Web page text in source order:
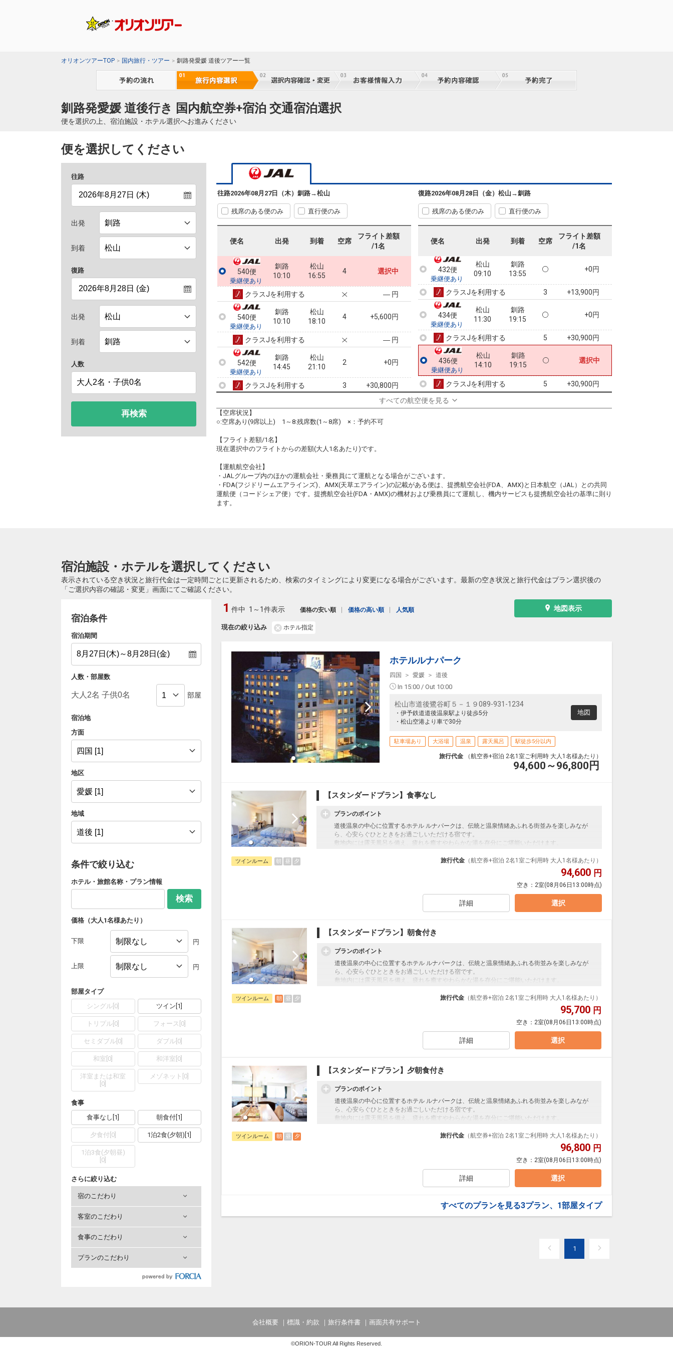
オリオンツアーTOP 国内旅行・ツアー 釧路発愛媛 道後ツアー一覧
釧路発愛媛 道後行き 国内航空券+宿泊 交通宿泊選択
便を選択の上、宿泊施設・ホテル選択へお進みください
便を選択してください
往路
出発
到着
復路
出発
到着
人数
再検索
往路2026年08月27日（木） 釧路→松山
残席のある便のみ 直行便のみ
便名 出発 到着 空席
フライト差額
/1名
540便
乗継便あり
釧路
10:10
松山
16:55
4 選択中
クラスJを利用する ― 円
540便
乗継便あり
釧路
10:10
松山
18:10
4 +5,600円
クラスJを利用する ― 円
542便
乗継便あり
釧路
14:45
松山
21:10
2 +0円
クラスJを利用する 3 +30,800円
復路2026年08月28日（金） 松山 →釧路
残席のある便のみ 直行便のみ
便名 出発 到着 空席
フライト差額
/1名
430便
松山
07:10
釧路
13:55
+0円
クラスJを利用する 4 +30,900円
432便
乗継便あり
松山
09:10
釧路
13:55
+0円
クラスJを利用する 3 +13,900円
434便
乗継便あり
松山
11:30
釧路
19:15
+0円
クラスJを利用する 5 +30,900円
436便
乗継便あり
松山
14:10
釧路
19:15
選択中
クラスJを利用する 5 +30,900円
すべての航空便を見る
【空席状況】
○:空席あり(9席以上) 1～8:残席数(1～8席) ×：予約不可
【フライト差額/1名】
現在選択中のフライトからの差額(大人1名あたり)です。
【運航航空会社】
・JALグループ内のほかの運航会社・乗務員にて運航となる場合がございます。
・FDA(フジドリームエアラインズ)、AMX(天草エアライン)の記載がある便は、提携航空会社(FDA、AMX)と日本航空（JAL）との共同
運航便（コードシェア便）です。提携航空会社(FDA・AMX)の機材および乗務員にて運航し、機内サービスも提携航空会社の基準に則り
ます。
宿泊施設・ホテルを選択してください
表示されている空き状況と旅行代金は一定時間ごとに更新されるため、検索のタイミングにより変更になる場合がございます。最新の空き状況と旅行代金はプラン選択後の
「ご選択内容の確認・変更」画面にてご確認ください。
宿泊条件
宿泊期間
人数・部屋数
部屋
宿泊地
方面
地区
地域
条件で絞り込む
ホテル・旅館名称・プラン情報
検索
価格（大人1名様あたり）
下限 円
上限 円
部屋タイプ
シングル 0 ツイン 1
トリプル 0 フォース 0]
セミダブル[ 0] ダブル 0
和室 0 和洋室 0
洋室または和室
0
メゾネット 0
食事
食事なし 1 朝食付 1
夕食付 0] 1泊2食(夕朝) 1
1泊3食(夕朝昼)
0
さらに絞り込む
宿のこだわり
客室のこだわり
食事のこだわり
プランのこだわり
地図表示
現在の絞り込み ホテル指定
1 件中 1～1件表示 価格の安い順 価格の高い順 人気順
ホテルルナパーク
四国 愛媛 道後
In 15:00 / Out 10:00
松山市道後鷺谷町５－１９089-931-1234
・伊予鉄道道後温泉駅より徒歩5分
・松山空港より車で30分
地図
駐車場あり 大浴場 温泉 露天風呂 駅徒歩5分以内
旅行代金 （航空券+宿泊 2名1室ご利用時 大人1名様あたり）
94,600～96,800 円
【スタンダードプラン】食事なし
プランのポイント
道後温泉の中心に位置するホテル ルナパークは、伝統と温泉情緒あふれる街並みを楽しみなが
ら、心安らぐひとときをお過ごしいただける宿です。
敷地内には露天風呂を備え、疲れを癒すやわらかな湯を存分にご堪能いただけます。
和の趣と現代的な快適さを兼ね備えた客室で、どうぞごゆっくりとおくつろぎください。
施設使用料として1人1泊1,100円のお支払いが必要となります。（現地払い）
ツインルーム 朝 昼 夕 旅行代金 （航空券+宿泊 2名1室ご利用時 大人1名様あたり）
94,600 円
空き： 2室(08月06日13:00時点)
詳細 選択
【スタンダードプラン】朝食付き
プランのポイント
道後温泉の中心に位置するホテル ルナパークは、伝統と温泉情緒あふれる街並みを楽しみなが
ら、心安らぐひとときをお過ごしいただける宿です。
敷地内には露天風呂を備え、疲れを癒すやわらかな湯を存分にご堪能いただけます。
和の趣と現代的な快適さを兼ね備えた客室で、どうぞごゆっくりとおくつろぎください。
施設使用料として1人1泊1,100円のお支払いが必要となります。（現地払い）
ツインルーム 朝 昼 夕 旅行代金 （航空券+宿泊 2名1室ご利用時 大人1名様あたり）
95,700 円
空き： 2室(08月06日13:00時点)
詳細 選択
【スタンダードプラン】夕朝食付き
プランのポイント
道後温泉の中心に位置するホテル ルナパークは、伝統と温泉情緒あふれる街並みを楽しみなが
ら、心安らぐひとときをお過ごしいただける宿です。
敷地内には露天風呂を備え、疲れを癒すやわらかな湯を存分にご堪能いただけます。
和の趣と現代的な快適さを兼ね備えた客室で、どうぞごゆっくりとおくつろぎください。
施設使用料として1人1泊1,100円のお支払いが必要となります。（現地払い）
ツインルーム 朝 昼 夕 旅行代金 （航空券+宿泊 2名1室ご利用時 大人1名様あたり）
96,800 円
空き： 2室(08月06日13:00時点)
詳細 選択
すべてのプランを見る3プラン、1部屋タイプ
1
会社概要 標識・約款 旅行条件書 画面共有サポート
©ORION-TOUR All Rights Reserved.